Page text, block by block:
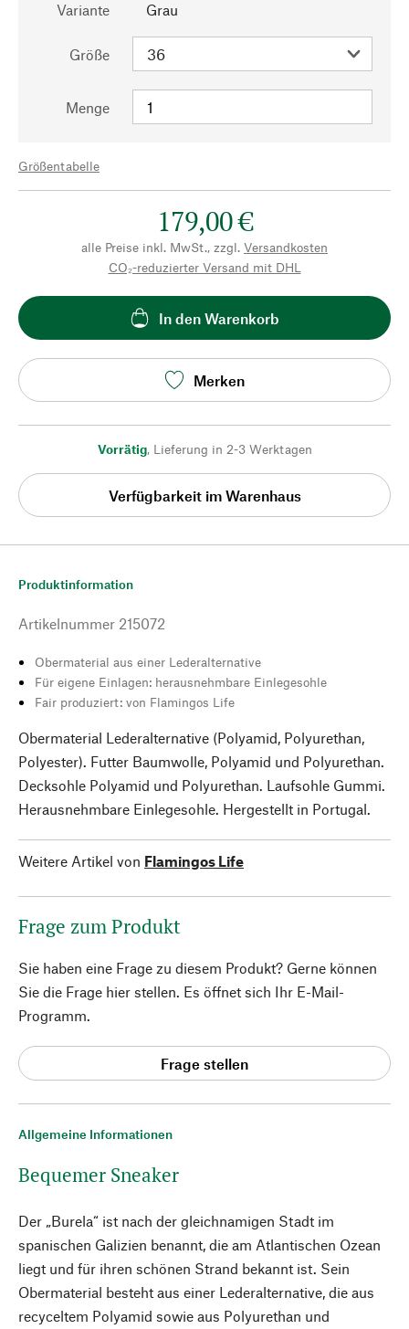
Variante Grau
Größe
Menge
Größentabelle
179,00 €
alle Preise inkl. MwSt., zzgl. Versandkosten
CO₂-reduzierter Versand mit DHL
In den Warenkorb
Merken
Vorrätig, Lieferung in 2-3 Werktagen
Verfügbarkeit im Warenhaus
Allgemeine Informationen
Bequemer Sneaker
Der „Burela“ ist nach der gleichnamigen Stadt im
spanischen Galizien benannt, die am Atlantischen Ozean
liegt und für ihren schönen Strand bekannt ist. Sein
Obermaterial besteht aus einer Lederalternative, die aus
recyceltem Polyamid sowie aus Polyurethan und
Produktinformation
Artikelnummer 215072
Obermaterial aus einer Lederalternative
Für eigene Einlagen: herausnehmbare Einlegesohle
Fair produziert: von Flamingos Life
Obermaterial Lederalternative (Polyamid, Polyurethan,
Polyester). Futter Baumwolle, Polyamid und Polyurethan.
Decksohle Polyamid und Polyurethan. Laufsohle Gummi.
Herausnehmbare Einlegesohle. Hergestellt in Portugal.
Weitere Artikel von Flamingos Life
Frage zum Produkt
Sie haben eine Frage zu diesem Produkt? Gerne können
Sie die Frage hier stellen. Es öffnet sich Ihr E-Mail-
Programm.
Frage stellen